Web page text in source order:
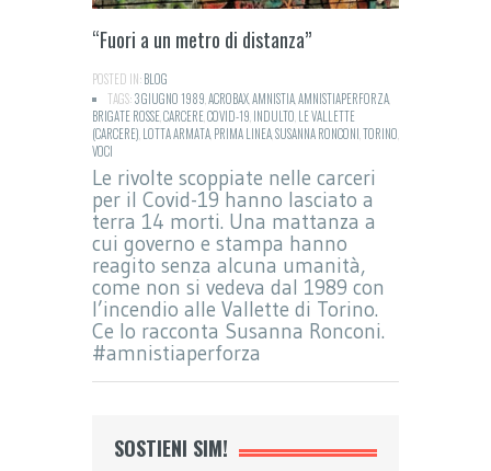
“Fuori a un metro di distanza”
POSTED IN:BLOG
TAGS:3 GIUGNO 1989 ACROBAXAMNISTIAAMNISTIAPERFORZA
BRIGATE ROSSECARCERECOVID-19 INDULTO LE VALLETTE
(CARCERE) LOTTA ARMATA PRIMA LINEASUSANNA RONCONI TORINO
VOCI
Le rivolte scoppiate nelle carceri
per il Covid-19 hanno lasciato a
terra 14 morti. Una mattanza a
cui governo e stampa hanno
reagito senza alcuna umanità,
come non si vedeva dal 1989 con
l’incendio alle Vallette di Torino.
Ce lo racconta Susanna Ronconi.
#amnistiaperforza
SOSTIENI SIM!